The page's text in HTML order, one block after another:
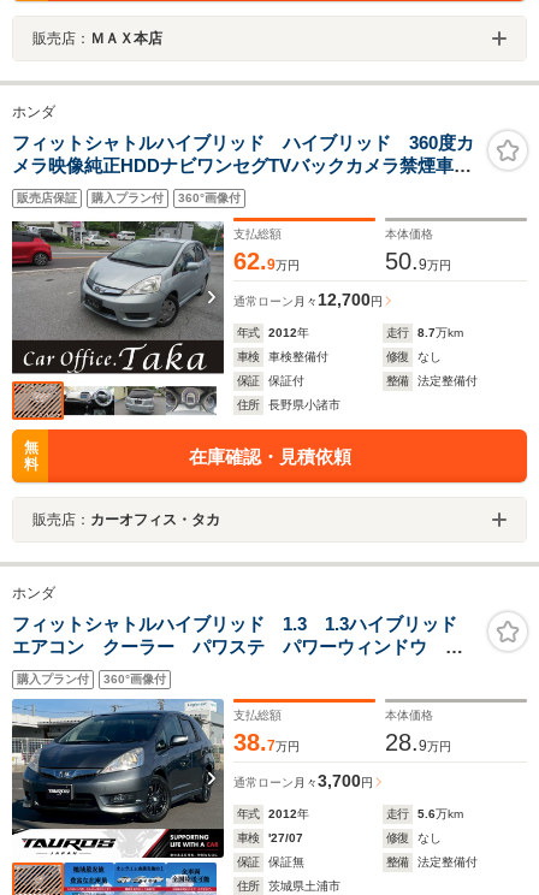
販売店： ＭＡＸ本店
ホンダ
フィットシャトルハイブリッド ハイブリッド 360度カ
メラ映像純正HDDナビワンセグTVバックカメラ禁煙車ク
ルコンビルトイン式ETCハイブリッド
販売店保証 購入プラン付 360°画像付
支払総額
62.9万円
本体価格
50.9万円
通常ローン 月々12,700円
年式 2012年 走行 8.7万km
車検
車検整備付 修復
なし
保証
保証付 整備
法定整備付
住所
長野県小諸市
無
料
在庫確認・見積依頼
販売店： カーオフィス・タカ
ホンダ
フィットシャトルハイブリッド 1.3 1.3ハイブリッド
エアコン クーラー パワステ パワーウィンドウ キ
ーレス ABS 運転席エアバッグ 助手席エアバッグ サ
イドエアバッグ 横滑り防止装置
購入プラン付 360°画像付
支払総額
38.7万円
本体価格
28.9万円
通常ローン 月々3,700円
年式 2012年 走行 5.6万km
車検
'27/07 修復
なし
保証
保証無 整備
法定整備付
住所
茨城県土浦市